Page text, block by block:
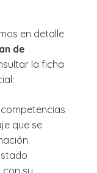
en detalle
de
la ficha
que se
su